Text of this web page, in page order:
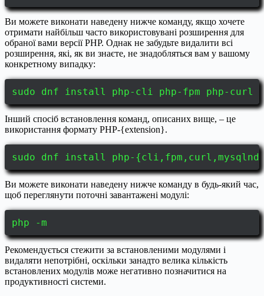
Ви можете виконати наведену нижче команду, якщо хочете
отримати найбільш часто використовувані розширення для
обраної вами версії PHP. Однак не забудьте видалити всі
розширення, які, як ви знаєте, не знадобляться вам у вашому
конкретному випадку:
sudo dnf install php-cli php-fpm php-curl
Інший спосіб встановлення команд, описаних вище, – це
використання формату PHP-{extension}.
sudo dnf install php-
Ви можете виконати наведену нижче команду в будь-який час,
щоб переглянути поточні завантажені модулі:
php -m
Рекомендується стежити за встановленими модулями і
видаляти непотрібні, оскільки занадто велика кількість
встановлених модулів може негативно позначитися на
продуктивності системи.